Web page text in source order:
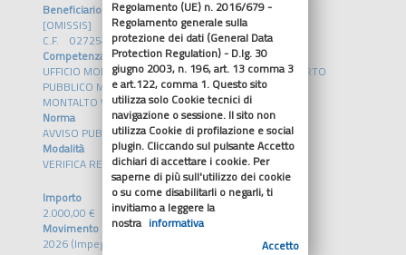
Beneficiario
[OMISSIS]
C.F. 02725451203
Competenza
UFFICIO MOBILITA' SOSTENIBILE E SVILUPPO TRASPORTO
PUBBLICO METROPOLITANO
MONTALTO VALERIO
Norma
AVVISO PUBBLICO DD 403/2031
Modalità
VERIFICA REQUISITI
Importo
2.000,00 €
Movimento
2026 (Impegno)
Regolamento (UE) n. 2016/679 -
Regolamento generale sulla
protezione dei dati (General Data
Protection Regulation) - D.lg. 30
giugno 2003, n. 196, art. 13 comma 3
e art.122, comma 1. Questo sito
utilizza solo Cookie tecnici di
navigazione o sessione. Il sito non
utilizza Cookie di profilazione e social
plugin. Cliccando sul pulsante Accetto
dichiari di accettare i cookie. Per
saperne di più sull'utilizzo dei cookie
o su come disabilitarli o negarli, ti
invitiamo a leggere la
nostra informativa
Accetto